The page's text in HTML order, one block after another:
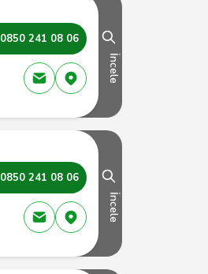
0850 241 08 06
İncele
0850 241 08 06
İncele